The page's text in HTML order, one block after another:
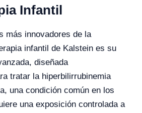
Infantil
más innovadores de la
infantil de Kalstein es su
diseñada
tratar la hiperbilirrubinemia
una condición común en los
una exposición controlada a